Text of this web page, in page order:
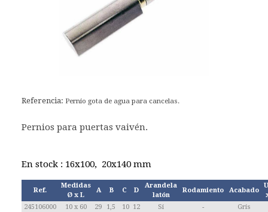
Referencia: Pernio gota de agua para cancelas.
Pernios para puertas vaivén.
En stock : 16x100, 20x140 mm
Ref.
Medidas
Ø x L
A B C D
Arandela
latón
Rodamiento Acabado
245106000
10 x 60 29 1,5 10 12 Si -
Gris